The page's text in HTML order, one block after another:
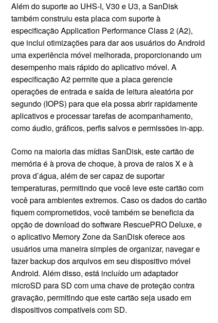
Além do suporte ao UHS-I, V30 e U3, a SanDisk
também construiu esta placa com suporte à
especificação Application Performance Class 2 (A2),
que inclui otimizações para dar aos usuários do Android
uma experiência móvel melhorada, proporcionando um
desempenho mais rápido do aplicativo móvel. A
especificação A2 permite que a placa gerencie
operações de entrada e saída de leitura aleatória por
segundo (IOPS) para que ela possa abrir rapidamente
aplicativos e processar tarefas de acompanhamento,
como áudio, gráficos, perfis salvos e permissões in-app.
Como na maioria das mídias SanDisk, este cartão de
memória é à prova de choque, à prova de raios X e à
prova d’água, além de ser capaz de suportar
temperaturas, permitindo que você leve este cartão com
você para ambientes extremos. Caso os dados do cartão
fiquem comprometidos, você também se beneficia da
opção de download do software RescuePRO Deluxe, e
o aplicativo Memory Zone da SanDisk oferece aos
usuários uma maneira simples de organizar, navegar e
fazer backup dos arquivos em seu dispositivo móvel
Android. Além disso, está incluído um adaptador
microSD para SD com uma chave de proteção contra
gravação, permitindo que este cartão seja usado em
dispositivos compatíveis com SD.